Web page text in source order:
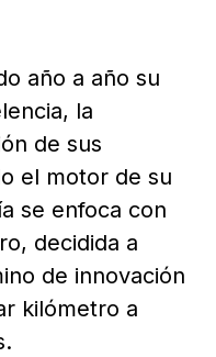
año a año su
la
de sus
el motor de su
se enfoca con
decidida a
de innovación
kilómetro a